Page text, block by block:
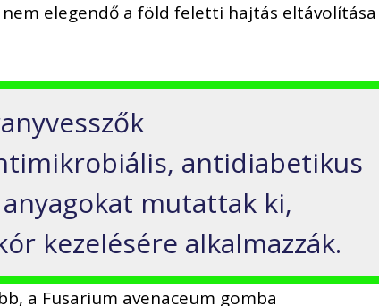
elegendő a föld feletti hajtás eltávolítása
antidiabetikus
mutattak ki,
kezelésére alkalmazzák.
a Fusarium avenaceum gomba